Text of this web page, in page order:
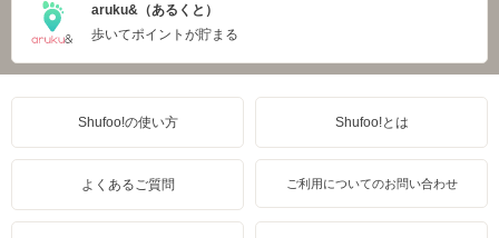
aruku&（あるくと）
歩いてポイントが貯まる
Shufoo!の使い方 Shufoo!とは
よくあるご質問 ご利用についてのお問い合わせ